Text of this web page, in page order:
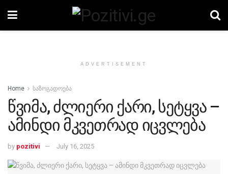
ADVERTISEMENT
Home საზოგადოება
წვიმა, ძლიერი ქარი, სეტყვა –
ამინდი მკვეთრად იცვლება
by pozitivi July 16, 2025